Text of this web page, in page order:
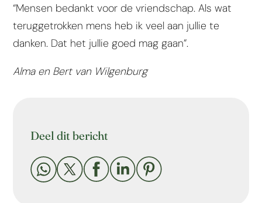
“Mensen bedankt voor de vriendschap. Als wat
teruggetrokken mens heb ik veel aan jullie te
danken. Dat het jullie goed mag gaan”.
Alma en Bert van Wilgenburg
Deel dit bericht
    